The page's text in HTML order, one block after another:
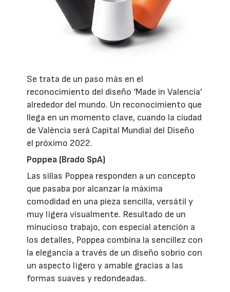
Se trata de un paso más en el
reconocimiento del diseño ‘Made in Valencia’
alrededor del mundo. Un reconocimiento que
llega en un momento clave, cuando la ciudad
de València será Capital Mundial del Diseño
el próximo 2022.
Poppea (Brado SpA)
Las sillas Poppea responden a un concepto
que pasaba por alcanzar la máxima
comodidad en una pieza sencilla, versátil y
muy ligera visualmente. Resultado de un
minucioso trabajo, con especial atención a
los detalles, Poppea combina la sencillez con
la elegancia a través de un diseño sobrio con
un aspecto ligero y amable gracias a las
formas suaves y redondeadas.